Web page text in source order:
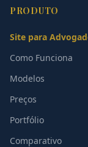
PRODUTO
Site para
Como Funciona
Modelos
Preços
Portfólio
Comparativo